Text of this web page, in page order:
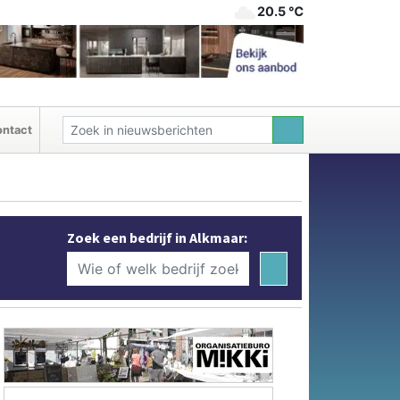
20.5 ℃
Zoek een bedrijf in Alkmaar: